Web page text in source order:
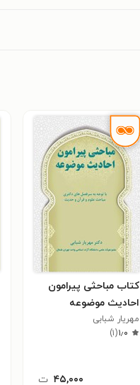
کتاب مباحثی پیرامون
احادیث موضوعه
مهریار شبابی
۱٫۰(۱)
۴۵,۰۰۰ ت